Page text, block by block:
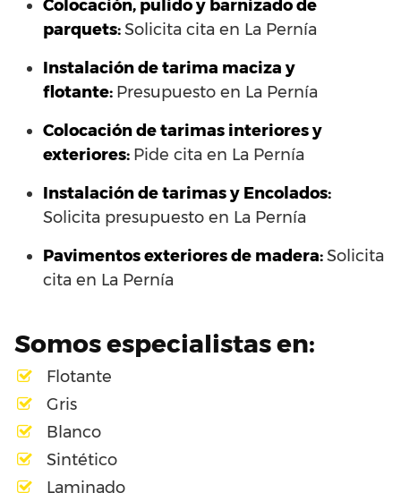
Colocación, pulido y barnizado de
parquets:Solicita cita en La Pernía
Instalación de tarima maciza y
flotante: Presupuesto en La Pernía
Colocación de tarimas interiores y
exteriores: Pide cita en La Pernía
Instalación de tarimas y Encolados:
Solicita presupuesto en La Pernía
Pavimentos exteriores de madera:Solicita
cita en La Pernía
Somos especialistas en:
Flotante
Gris
Blanco
Sintético
Laminado